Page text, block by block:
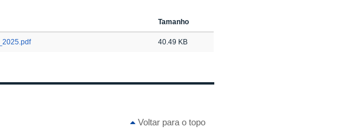
Tamanho
40.49 KB
Voltar para o topo